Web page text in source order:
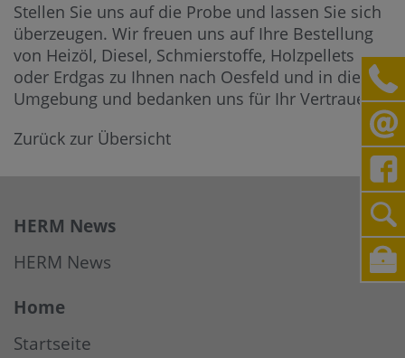
Stellen Sie uns auf die Probe und lassen Sie sich
überzeugen. Wir freuen uns auf Ihre Bestellung
von Heizöl, Diesel, Schmierstoffe, Holzpellets
oder Erdgas zu Ihnen nach Oesfeld und in die
Umgebung und bedanken uns für Ihr Vertrauen.
Zurück zur Übersicht
HERM News
HERM News
Home
Startseite